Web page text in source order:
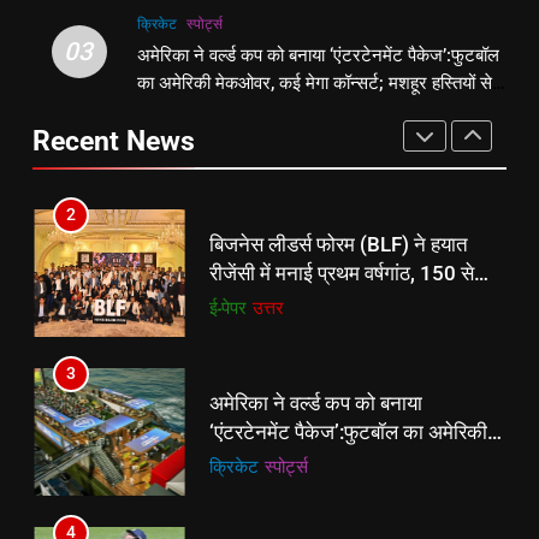
2
बिजनेस लीडर्स फोरम (BLF) ने हयात
रीजेंसी में मनाई प्रथम वर्षगांठ, 150 से
अधिक उद्योगपति एवं पेशेवर हुए शामिल
3
अमेरिका ने वर्ल्ड कप को बनाया
‘एंटरटेनमेंट पैकेज’:फुटबॉल का अमेरिकी
मेकओवर, कई मेगा कॉन्सर्ट; मशहूर हस्तियों
से प्रमोशन
‎स्पोर्ट्स
4
भारतीय विमेंस टीम टी-20 वर्ल्ड कप का
वार्म-अप मैच हारी:इंग्लैंड ने 5 रन से हराया;
ऋचा घोष की फिफ्टी बेकार
क्रिकेट
5
03
क्रिकेट ‎स्पोर्ट्स
अमेरिका ने वर्ल्ड कप को बनाया ‘एंटरटेनमेंट पैकेज’:फुटबॉल
का अमेरिकी मेकओवर, कई मेगा कॉन्सर्ट; मशहूर हस्तियों से
Recent News
वापसी
1
शेपिंग फ्यूचर के बैनर तले डॉक्टरों और
2
बिजनेस लीडर्स फोरम (BLF) ने हयात
रीजेंसी में मनाई प्रथम वर्षगांठ, 150 से
अधिक उद्योगपति एवं पेशेवर हुए शामिल
ई-पेपर उत्तर
3
अमेरिका ने वर्ल्ड कप को बनाया
‘एंटरटेनमेंट पैकेज’:फुटबॉल का अमेरिकी
मेकओवर, कई मेगा कॉन्सर्ट; मशहूर हस्तियों
क्रिकेट ‎स्पोर्ट्स
4